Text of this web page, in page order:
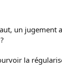
un
la